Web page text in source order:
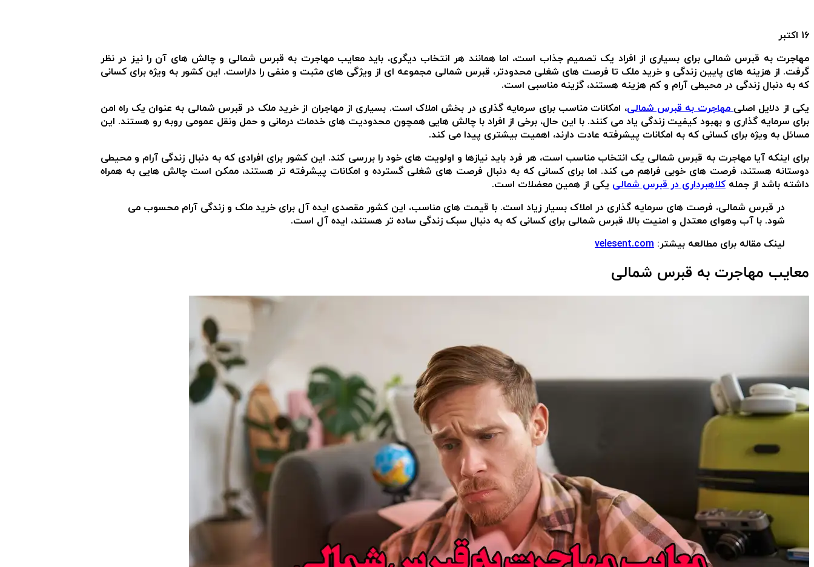
16 اکتبر
مهاجرت به قبرس شمالی برای بسیاری از افراد یک تصمیم جذاب است، اما همانند هر انتخاب دیگری، باید معایب مهاجرت به قبرس شمالی و چالش های آن را نیز در نظر
گرفت. از هزینه های پایین زندگی و خرید ملک تا فرصت های شغلی محدودتر، قبرس شمالی مجموعه ای از ویژگی های مثبت و منفی را داراست. این کشور به ویژه برای کسانی
که به دنبال زندگی در محیطی آرام و کم هزینه هستند، گزینه مناسبی است.
یکی از دلایل اصلی مهاجرت به قبرس شمالی، امکانات مناسب برای سرمایه گذاری در بخش املاک است. بسیاری از مهاجران از خرید ملک در قبرس شمالی به عنوان یک راه امن
برای سرمایه گذاری و بهبود کیفیت زندگی یاد می کنند. با این حال، برخی از افراد با چالش هایی همچون محدودیت های خدمات درمانی و حمل ونقل عمومی روبه رو هستند. این
مسائل به ویژه برای کسانی که به امکانات پیشرفته عادت دارند، اهمیت بیشتری پیدا می کند.
برای اینکه آیا مهاجرت به قبرس شمالی یک انتخاب مناسب است، هر فرد باید نیازها و اولویت های خود را بررسی کند. این کشور برای افرادی که به دنبال زندگی آرام و محیطی
دوستانه هستند، فرصت های خوبی فراهم می کند. اما برای کسانی که به دنبال فرصت های شغلی گسترده و امکانات پیشرفته تر هستند، ممکن است چالش هایی به همراه
داشته باشد از جمله کلاهبرداری در قبرس شمالی یکی از همین معضلات است.
در قبرس شمالی، فرصت های سرمایه گذاری در املاک بسیار زیاد است. با قیمت های مناسب، این کشور مقصدی ایده آل برای خرید ملک و زندگی آرام محسوب می
شود. با آب وهوای معتدل و امنیت بالا، قبرس شمالی برای کسانی که به دنبال سبک زندگی ساده تر هستند، ایده آل است.
لینک مقاله برای مطالعه بیشتر: velesent.com
معایب مهاجرت به قبرس شمالی